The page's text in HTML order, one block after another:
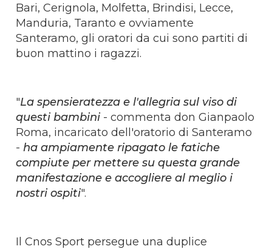
Bari, Cerignola, Molfetta, Brindisi, Lecce,
Manduria, Taranto e ovviamente
Santeramo, gli oratori da cui sono partiti di
buon mattino i ragazzi.
"La spensieratezza e l'allegria sul viso di
questi bambini - commenta don Gianpaolo
Roma, incaricato dell'oratorio di Santeramo
-ha ampiamente ripagato le fatiche
compiute per mettere su questa grande
manifestazione e accogliere al meglio i
nostri ospiti".
Il Cnos Sport persegue una duplice